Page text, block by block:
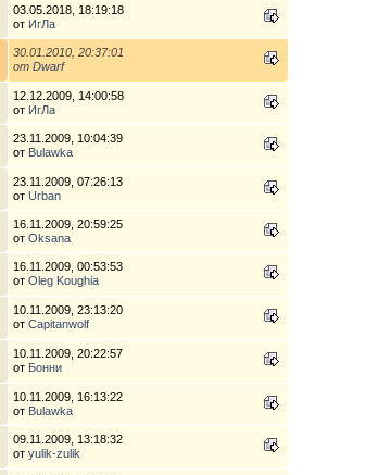
03.05.2018, 18:19:18
от ИгЛа
30.01.2010, 20:37:01
отDwarf
12.12.2009, 14:00:58
от ИгЛа
23.11.2009, 10:04:39
от Bulawka
23.11.2009, 07:26:13
отUrban
16.11.2009, 20:59:25
отOksana
16.11.2009, 00:53:53
отOleg Koughia
10.11.2009, 23:13:20
отCapitanwolf
10.11.2009, 20:22:57
от Бонни
10.11.2009, 16:13:22
от Bulawka
09.11.2009, 13:18:32
отyulik-zulik